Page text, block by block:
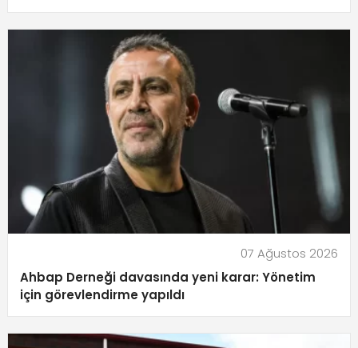
07 Ağustos 2026
Ahbap Derneği davasında yeni karar: Yönetim
için görevlendirme yapıldı